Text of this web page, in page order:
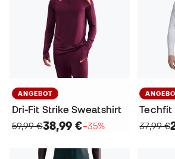
ANGEBOT
Dri-Fit Strike Sweatshirt
59,99 €38,99 €−35%
Techfit
37,99 €